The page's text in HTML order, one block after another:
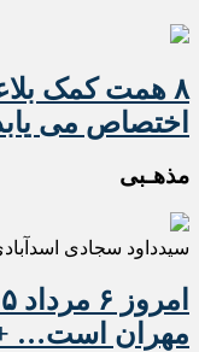
۸ همت کمک
اختصاص می
مذهـبی
سیدداود سجادی
مهران است… +